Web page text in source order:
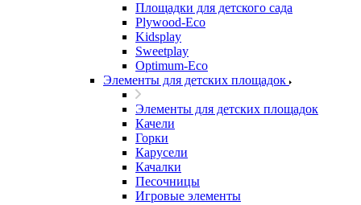
Площадки для детского сада
Plywood-Eco
Kidsplay
Sweetplay
Оptimum-Еco
Элементы для детских площадок
Элементы для детских площадок
Качели
Горки
Карусели
Качалки
Песочницы
Игровые элементы